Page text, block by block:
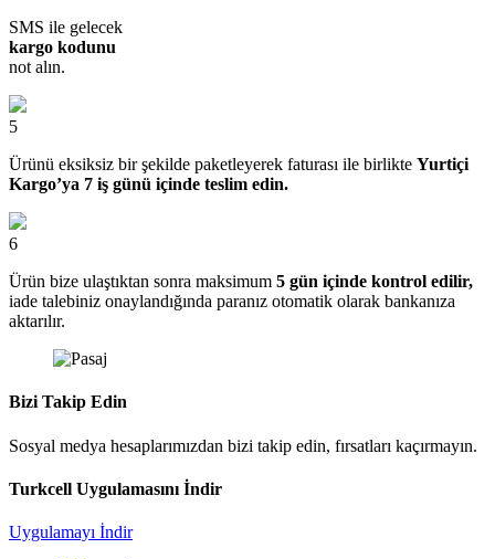
SMS ile gelecek
kargo kodunu
not alın.
5
Ürünü eksiksiz bir şekilde paketleyerek faturası ile birlikte Yurtiçi
Kargo’ya 7 iş günü içinde teslim edin.
6
Ürün bize ulaştıktan sonra maksimum 5 gün içinde kontrol edilir,
iade talebiniz onaylandığında paranız otomatik olarak bankanıza
aktarılır.
Bizi Takip Edin
Sosyal medya hesaplarımızdan bizi takip edin, fırsatları kaçırmayın.
Turkcell Uygulamasını İndir
Uygulamayı İndir